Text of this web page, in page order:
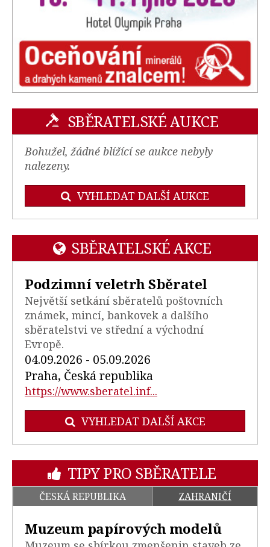
SBĚRATELSKÉ AUKCE
Bohužel, žádné blížící se aukce nebyly
nalezeny.
VYHLEDAT DALŠÍ AUKCE
SBĚRATELSKÉ AKCE
Podzimní veletrh Sběratel
Největší setkání sběratelů poštovních
známek, mincí, bankovek a dalšího
sběratelstvi ve střední a východní
Evropě.
04.09.2026 - 05.09.2026
Praha, Česká republika
https://www.sberatel.inf...
VYHLEDAT DALŠÍ AKCE
TIPY PRO SBĚRATELE
ČESKÁ REPUBLIKA ZAHRANIČÍ
Muzeum papírových modelů